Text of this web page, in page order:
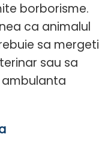
borborisme.
ca animalul
sa mergeti
sau sa